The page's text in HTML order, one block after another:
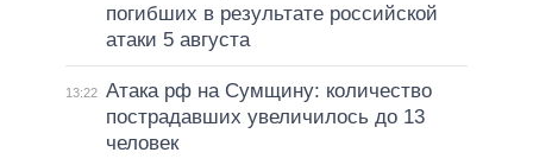
погибших в результате российской
атаки 5 августа
13:22 Атака рф на Сумщину: количество
пострадавших увеличилось до 13
человек